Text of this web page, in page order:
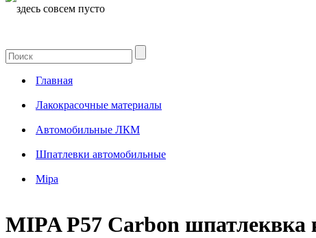
здесь совсем пусто
Главная
Лакокрасочные материалы
Автомобильные ЛКМ
Шпатлевки автомобильные
Mipa
MIPA Р57 Carbon шпатлеквка